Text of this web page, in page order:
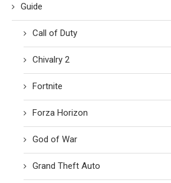
Guide
Call of Duty
Chivalry 2
Fortnite
Forza Horizon
God of War
Grand Theft Auto